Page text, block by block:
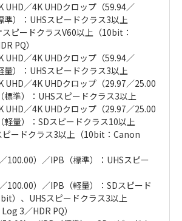
UHD／4K UHDクロップ（59.94／
準）：UHSスピードクラス3以上
スピードクラスV60以上（10bit：
PQ）
UHD／4K UHDクロップ（59.94／
量）：UHSスピードクラス3以上
UHD／4K UHDクロップ（29.97／25.00
標準）：UHSスピードクラス3以上
UHD／4K UHDクロップ（29.97／25.00
軽量）：SDスピードクラス10以上
ピードクラス3以上（10bit：Canon
100.00）／IPB（標準）：UHSスピー
100.00）／IPB（軽量）：SDスピード
）、UHSスピードクラス3以上
3／HDR PQ）